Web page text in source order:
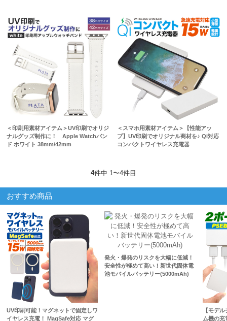
＜印刷用素材アイテム＞UV印刷でオリジ
ナルグッズ制作に！ Apple Watchバン
ド ホワイト 38mm/42mm
＜スマホ用素材アイテム＞【性能アッ
プ】UV印刷でオリジナル商材を♪ Qi対応
コンパクトワイヤレス充電器
4件中 1〜4件目
おすすめ商品
UV印刷可能！マグネットで固定しワ
イヤレス充電！ MagSafe対応 マグ
発火・爆発のリスクを大幅に低減！
安全性が極めて高い！新世代固体電
池モバイルバッテリー(5000mAh)
【モデ
ム機の